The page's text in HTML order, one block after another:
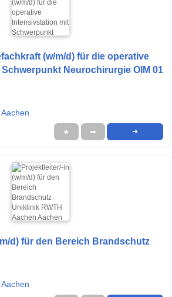
(w/m/d) für die operative
Neurochirurgie OIM 01
★ ➦ ➜
d) für den Bereich Brandschutz